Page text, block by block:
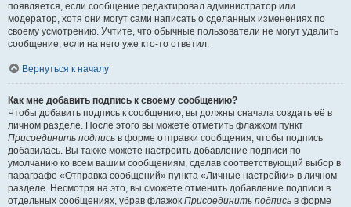
появляется, если сообщение редактировал администратор или
модератор, хотя они могут сами написать о сделанных изменениях по
своему усмотрению. Учтите, что обычные пользователи не могут удалить
сообщение, если на него уже кто-то ответил.
Вернуться к началу
Как мне добавить подпись к своему сообщению?
Чтобы добавить подпись к сообщению, вы должны сначала создать её в
личном разделе. После этого вы можете отметить флажком пункт
Присоединить подпись в форме отправки сообщения, чтобы подпись
добавилась. Вы также можете настроить добавление подписи по
умолчанию ко всем вашим сообщениям, сделав соответствующий выбор в
параграфе «Отправка сообщений» пункта «Личные настройки» в личном
разделе. Несмотря на это, вы сможете отменить добавление подписи в
отдельных сообщениях, убрав флажок Присоединить подпись в форме